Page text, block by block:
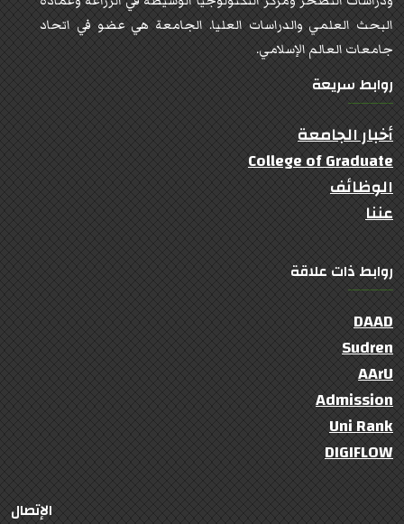
البحث العلمي والدراسات العليا. الجامعة هي عضو في اتحاد
جامعات العالم الإسلامي.
روابط سريعة
أخبار الجامعة
College of Graduate
الوظائف
عننا
روابط ذات علاقة
DAAD
Sudren
AArU
Admission
Uni Rank
DIGIFLOW
الإتصال